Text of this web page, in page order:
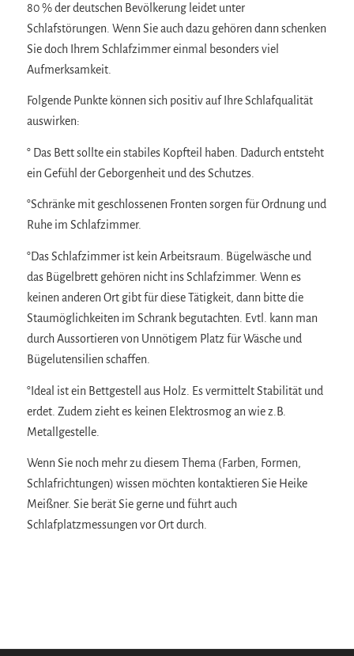
80 % der deutschen Bevölkerung leidet unter
Schlafstörungen. Wenn Sie auch dazu gehören dann schenken
Sie doch Ihrem Schlafzimmer einmal besonders viel
Aufmerksamkeit.
Folgende Punkte können sich positiv auf Ihre Schlafqualität
auswirken:
° Das Bett sollte ein stabiles Kopfteil haben. Dadurch entsteht
ein Gefühl der Geborgenheit und des Schutzes.
°Schränke mit geschlossenen Fronten sorgen für Ordnung und
Ruhe im Schlafzimmer.
°Das Schlafzimmer ist kein Arbeitsraum. Bügelwäsche und
das Bügelbrett gehören nicht ins Schlafzimmer. Wenn es
keinen anderen Ort gibt für diese Tätigkeit, dann bitte die
Staumöglichkeiten im Schrank begutachten. Evtl. kann man
durch Aussortieren von Unnötigem Platz für Wäsche und
Bügelutensilien schaffen.
°Ideal ist ein Bettgestell aus Holz. Es vermittelt Stabilität und
erdet. Zudem zieht es keinen Elektrosmog an wie z.B.
Metallgestelle.
Wenn Sie noch mehr zu diesem Thema (Farben, Formen,
Schlafrichtungen) wissen möchten kontaktieren Sie Heike
Meißner. Sie berät Sie gerne und führt auch
Schlafplatzmessungen vor Ort durch.